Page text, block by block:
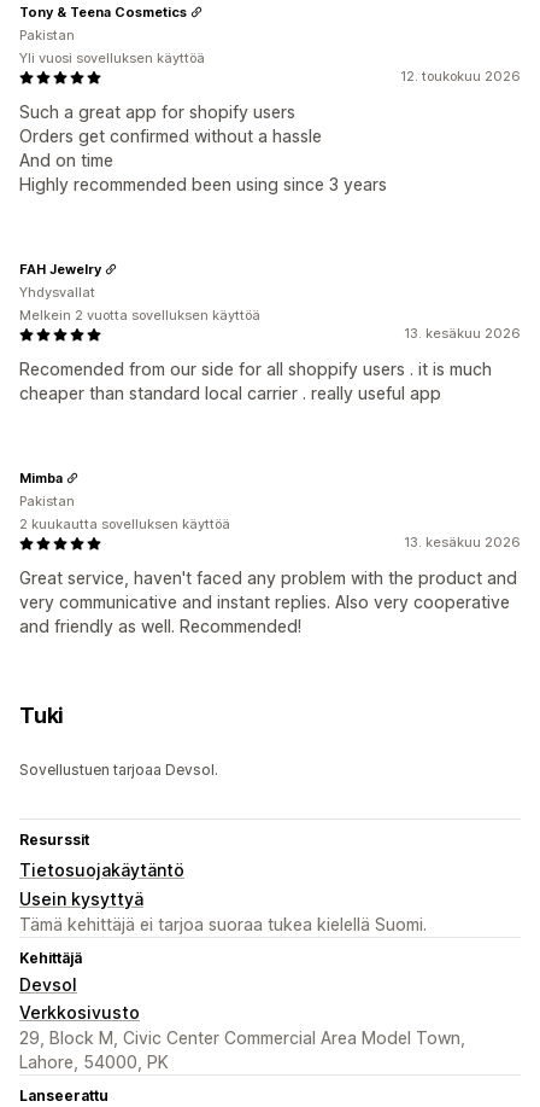
12. toukokuu 2026
Such a great app for shopify users
Orders get confirmed without a hassle
And on time
Highly recommended been using since 3 years
Tony & Teena Cosmetics
Pakistan
Yli vuosi sovelluksen käyttöä
13. kesäkuu 2026
Recomended from our side for all shoppify users . it is much
cheaper than standard local carrier . really useful app
FAH Jewelry
Yhdysvallat
Melkein 2 vuotta sovelluksen käyttöä
13. kesäkuu 2026
Great service, haven't faced any problem with the product and
very communicative and instant replies. Also very cooperative
and friendly as well. Recommended!
Mimba
Pakistan
2 kuukautta sovelluksen käyttöä
Tuki
Sovellustuen tarjoaa Devsol.
Resurssit
Tietosuojakäytäntö
Usein kysyttyä
Tämä kehittäjä ei tarjoa suoraa tukea kielellä Suomi.
Kehittäjä
Devsol
Verkkosivusto
29, Block M, Civic Center Commercial Area Model Town,
Lahore, 54000, PK
Lanseerattu